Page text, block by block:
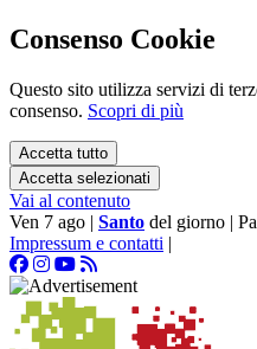
Consenso Cookie
Questo sito utilizza servizi di
consenso. Scopri di più
Accetta tutto
Accetta selezionati
Vai al contenuto
Ven 7 ago | Santo del giorno |
Impressum e contatti |